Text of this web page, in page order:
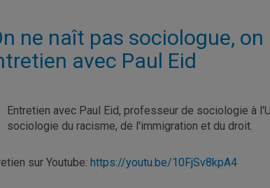
ne naît pas sociologue, on
avec Paul Eid
Entretien avec Paul Eid, professeur de sociologie à
sociologie du racisme, de l'immigration et du droit.
sur Youtube: https://youtu.be/10FjSv8kpA4